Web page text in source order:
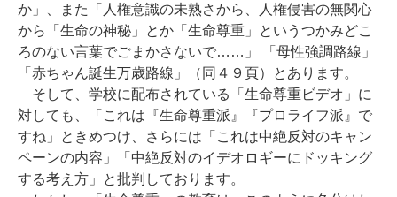
か」、また「人権意識の未熟さから、人権侵害の無関心
から「生命の神秘」とか「生命尊重」というつかみどこ
ろのない言葉でごまかさないで……」 「母性強調路線」
「赤ちゃん誕生万歳路線」（同４９頁）とあります。
そして、学校に配布されている「生命尊重ビデオ」に
対しても、「これは『生命尊重派』『プロライフ派』で
すね」ときめつけ、さらには「これは中絶反対のキャン
ペーンの内容」「中絶反対のイデオロギーにドッキング
する考え方」と批判しております。